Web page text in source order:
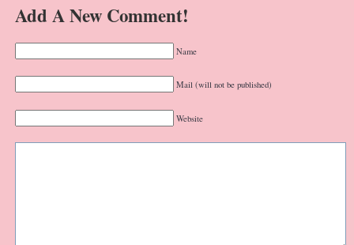
Add A New Comment!
Name
Mail (will not be published)
Website